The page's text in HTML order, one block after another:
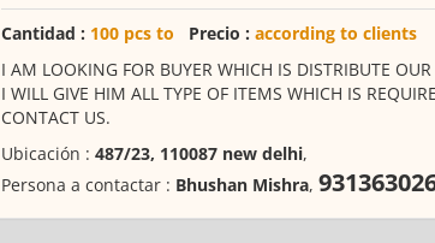
Cantidad : 100 pcs to Precio : according to clients
I AM LOOKING FOR BUYER WHICH IS DISTRIBUTE
I WILL GIVE HIM ALL TYPE OF ITEMS WHICH IS
CONTACT US.
Ubicación : 487/23, 110087 new delhi,
Persona a contactar : Bhushan Mishra,